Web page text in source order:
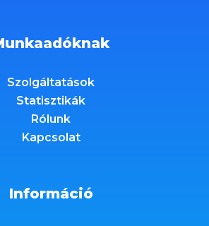
Szolgáltatások
Statisztikák
Rólunk
Kapcsolat
Információ